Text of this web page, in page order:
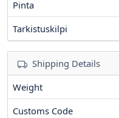
Pinta
Tarkistuskilpi
Shipping Details
Weight
Customs Code